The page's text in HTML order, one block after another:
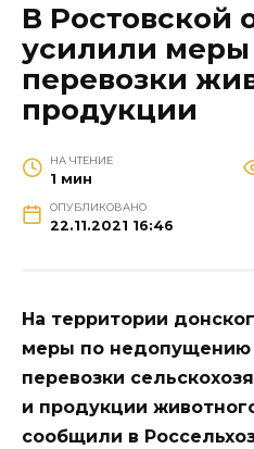
В Ростовской
усилили
перевозки
продукции
НА ЧТЕНИЕ
1 мин
ОПУБЛИКОВАНО
22.11.2021 16:46
На территории
меры по недопущению
перевозки
и продукции
сообщили в